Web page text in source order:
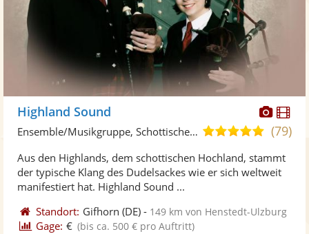
Fotos
Highland Sound
5,0
5
(79)
Ensemble/Musikgruppe, Schottische Musik
Aus den Highlands, dem schottischen Hochland, stammt
der typische Klang des Dudelsackes wie er sich weltweit
manifestiert hat. Highland Sound ...
Standort: Gifhorn (DE) - 149 km von Henstedt-Ulzburg
Gage: € (bis ca. 500 € pro Auftritt)